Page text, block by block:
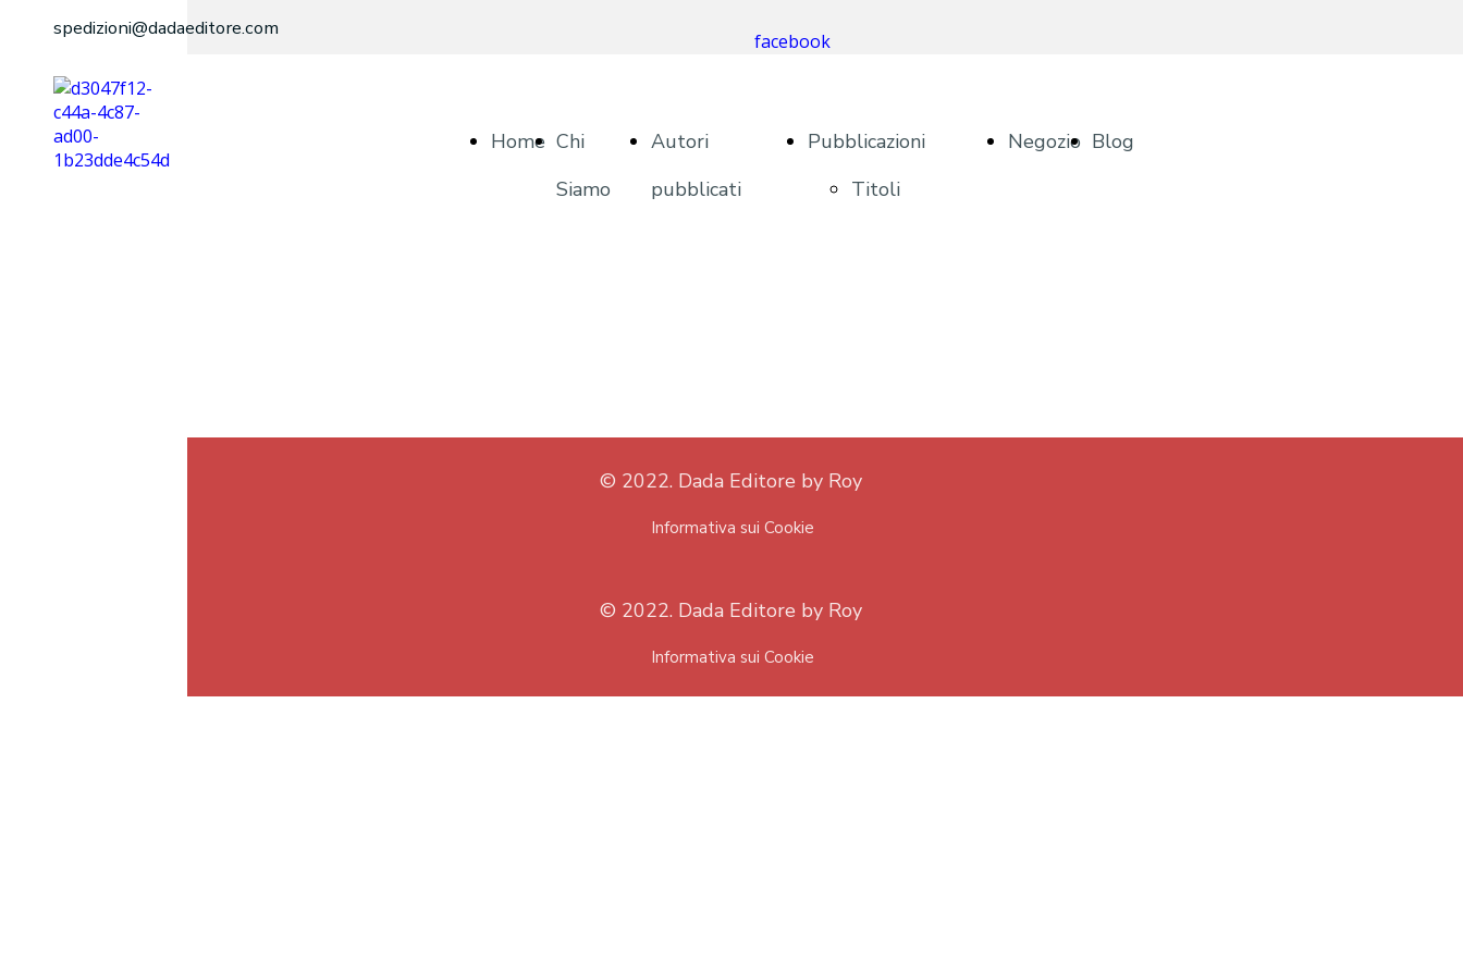
facebook
spedizioni@dadaeditore.com
© 2022. Dada Editore by Roy
Informativa sui Cookie
Home Chi
Siamo
Autori
pubblicati
Pubblicazioni
Titoli
Negozio Blog
© 2022. Dada Editore by Roy
Informativa sui Cookie